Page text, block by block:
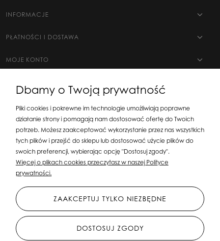
INFORMACJE
PŁATNOŚCI I DOSTAWA
MOJE KONTO
Silit Group Maciej Suska
| ul. Astronomów 16, 80-299 Gdańsk, woj. pomorskie
| E-mail:sklepsusetti@gmail.comTel.: 508-107-233 | NIP: 5841956567 REGON:
Dbamy o Twoją prywatność
Pliki cookies i pokrewne im technologie umożliwiają poprawne
działanie strony i pomagają nam dostosować ofertę do Twoich
potrzeb. Możesz zaakceptować wykorzystanie przez nas wszystkich
tych plików i przejść do sklepu lub dostosować użycie plików do
swoich preferencji, wybierając opcję "Dostosuj zgody".
Więcej o plikach cookies przeczytasz w naszej Polityce
prywatności.
ZAAKCEPTUJ TYLKO NIEZBĘDNE
DOSTOSUJ ZGODY